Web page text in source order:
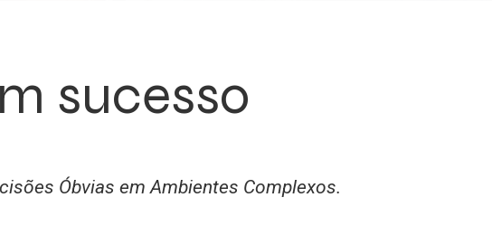
sucesso
Óbvias em Ambientes Complexos.